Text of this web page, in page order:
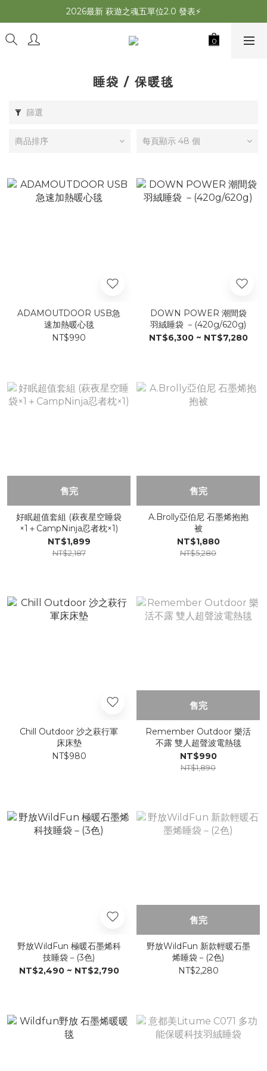
2026最新 萩遊之魂五單位2.0 發表⚡️
2026最新 萩遊之魂五單位2.0 發表⚡️
2026最新 萩遊之魂五單位2.0 發表⚡️
睡袋 / 保暖毯
篩選
商品排序 每頁顯示 48 個
ADAMOUTDOOR USB急
速加熱暖心毯
NT$990
DOWN POWER 潮間袋
羽絨睡袋 －(420g/620g)
NT$6,300 ~ NT$7,280
售完
好眠超值套組 (萩夜星空睡袋
×1＋CampNinja忍者枕×1)
NT$1,899
NT$2,187
售完
A.Brolly亞伯尼 石墨烯抱抱
被
NT$1,880
NT$5,280
Chill Outdoor 沙之萩行軍
床床墊
NT$980
售完
Remember Outdoor 樂活
不露 雙人超聲波電熱毯
NT$990
NT$1,890
野放WildFun 極暖石墨烯科
技睡袋－(3色)
NT$2,490 ~ NT$2,790
售完
野放WildFun 新款輕暖石墨
烯睡袋－(2色)
NT$2,280